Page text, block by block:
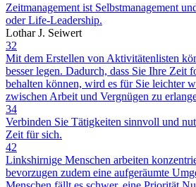
Zeitmanagement ist Selbstmanagement
oder Life-Leadership.
Lothar J. Seiwert
32
Mit dem Erstellen von Aktivitätenlisten
besser legen. Dadurch, dass Sie Ihre Zeit
behalten können, wird es für Sie leichter
zwischen Arbeit und Vergnügen zu
34
Verbinden Sie Tätigkeiten sinnvoll und
Zeit für sich.
42
Linkshirnige Menschen arbeiten
bevorzugen zudem eine aufgeräumte